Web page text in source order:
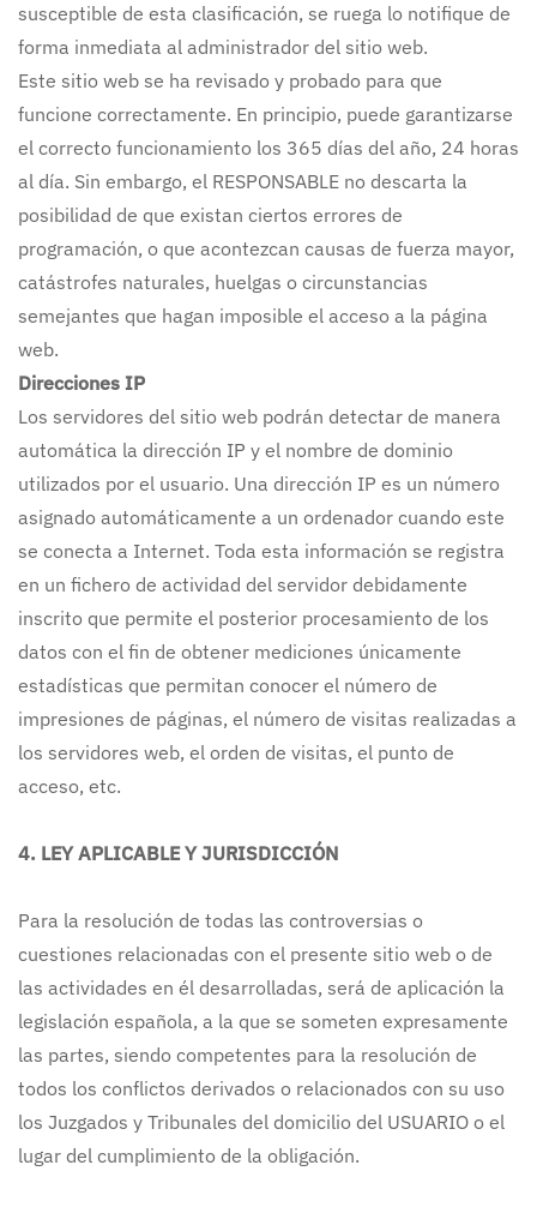
susceptible de esta clasificación, se ruega lo notifique de
forma inmediata al administrador del sitio web.
Este sitio web se ha revisado y probado para que
funcione correctamente. En principio, puede garantizarse
el correcto funcionamiento los 365 días del año, 24 horas
al día. Sin embargo, el RESPONSABLE no descarta la
posibilidad de que existan ciertos errores de
programación, o que acontezcan causas de fuerza mayor,
catástrofes naturales, huelgas o circunstancias
semejantes que hagan imposible el acceso a la página
web.
Direcciones IP
Los servidores del sitio web podrán detectar de manera
automática la dirección IP y el nombre de dominio
utilizados por el usuario. Una dirección IP es un número
asignado automáticamente a un ordenador cuando este
se conecta a Internet. Toda esta información se registra
en un fichero de actividad del servidor debidamente
inscrito que permite el posterior procesamiento de los
datos con el fin de obtener mediciones únicamente
estadísticas que permitan conocer el número de
impresiones de páginas, el número de visitas realizadas a
los servidores web, el orden de visitas, el punto de
acceso, etc.
4. LEY APLICABLE Y JURISDICCIÓN
Para la resolución de todas las controversias o
cuestiones relacionadas con el presente sitio web o de
las actividades en él desarrolladas, será de aplicación la
legislación española, a la que se someten expresamente
las partes, siendo competentes para la resolución de
todos los conflictos derivados o relacionados con su uso
los Juzgados y Tribunales del domicilio del USUARIO o el
lugar del cumplimiento de la obligación.